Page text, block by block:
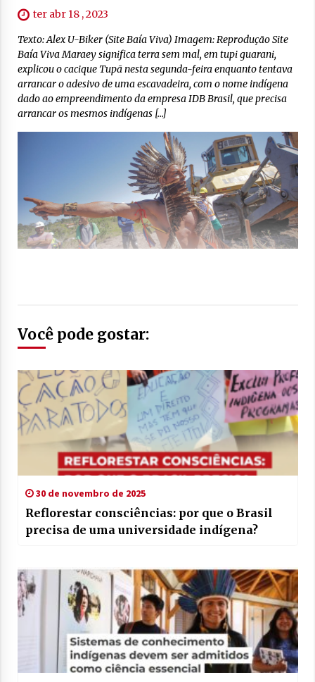
ter abr 18 , 2023
Texto: Alex U-Biker (Site Baía Viva) Imagem: Reprodução Site
Baía Viva Maraey significa terra sem mal, em tupi guarani,
explicou o cacique Tupã nesta segunda-feira enquanto tentava
arrancar o adesivo de uma escavadeira, com o nome indígena
dado ao empreendimento da empresa IDB Brasil, que precisa
arrancar os mesmos indígenas […]
Você pode gostar:
30 de novembro de 2025
Reflorestar consciências: por que o Brasil
precisa de uma universidade indígena?